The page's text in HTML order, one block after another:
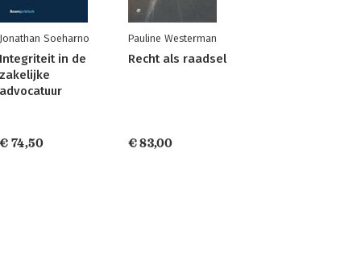
Jonathan Soeharno
Integriteit in de
zakelijke
advocatuur
€ 74,50
Pauline Westerman
Recht als raadsel
€ 83,00